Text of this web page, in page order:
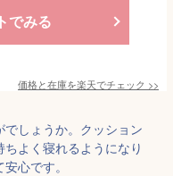
でみる
価格と在庫を楽天でチェック >>
しょうか。クッション
よく寝れるようになり
心です。